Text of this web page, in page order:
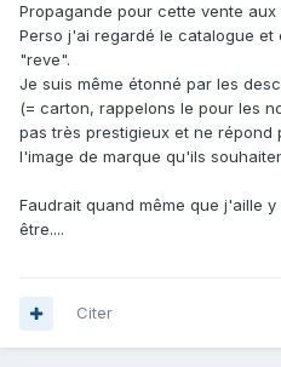
Propagande pour cette vente
Perso j'ai regardé le catalogue
"reve".
Je suis même étonné par les
(= carton, rappelons le pour les
pas très prestigieux et ne répond
l'image de marque qu'ils
Faudrait quand même que j'aille
être....
Citer